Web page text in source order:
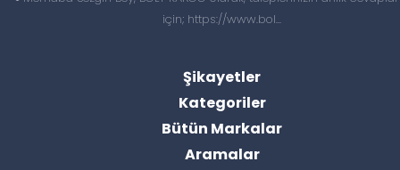
için; https://www.bol...
Şikayetler
Kategoriler
Bütün Markalar
Aramalar